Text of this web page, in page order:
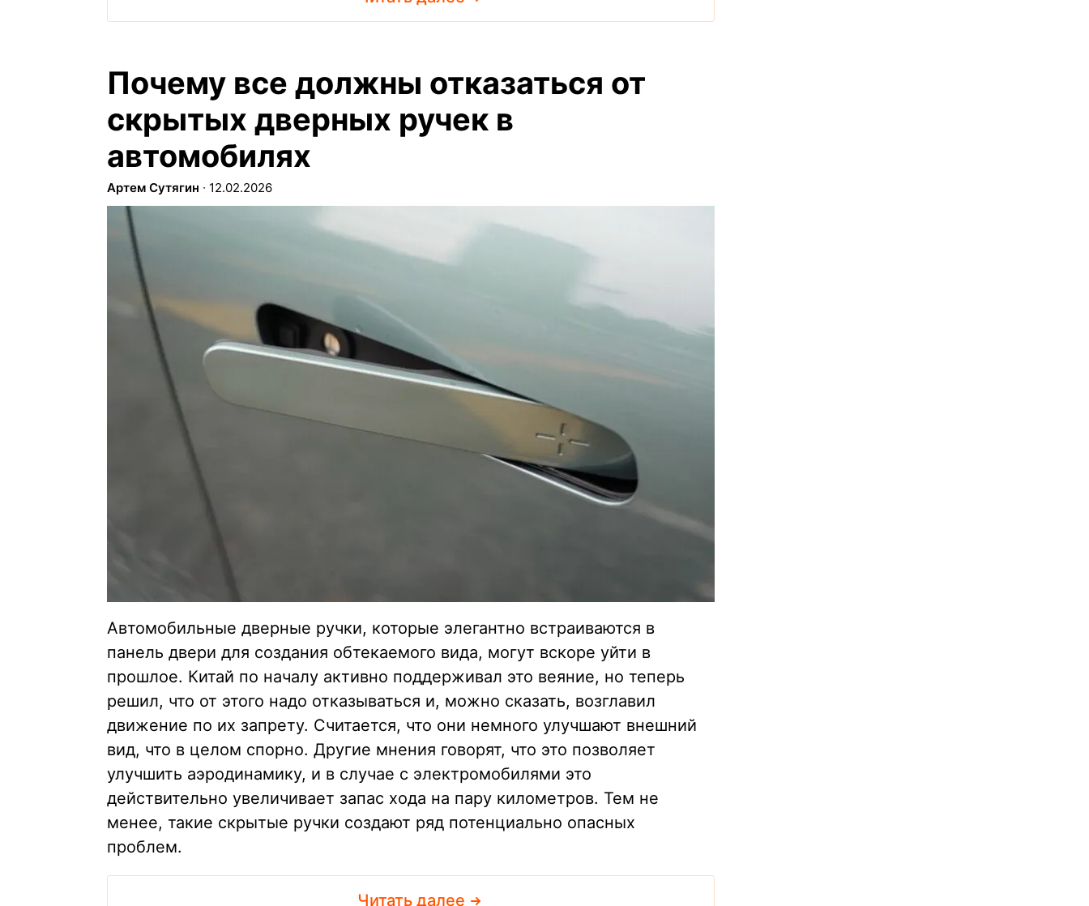
Почему все должны отказаться от
скрытых дверных ручек в
автомобилях
Артем Сутягин ∙ 12.02.2026
Автомобильные дверные ручки, которые элегантно встраиваются в
панель двери для создания обтекаемого вида, могут вскоре уйти в
прошлое. Китай по началу активно поддерживал это веяние, но теперь
решил, что от этого надо отказываться и, можно сказать, возглавил
движение по их запрету. Считается, что они немного улучшают внешний
вид, что в целом спорно. Другие мнения говорят, что это позволяет
улучшить аэродинамику, и в случае с электромобилями это
действительно увеличивает запас хода на пару километров. Тем не
менее, такие скрытые ручки создают ряд потенциально опасных
проблем.
Читать далее